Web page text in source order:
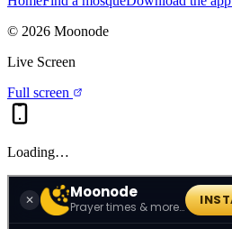
© 2026 Moonode
Live Screen
Full screen
Loading…